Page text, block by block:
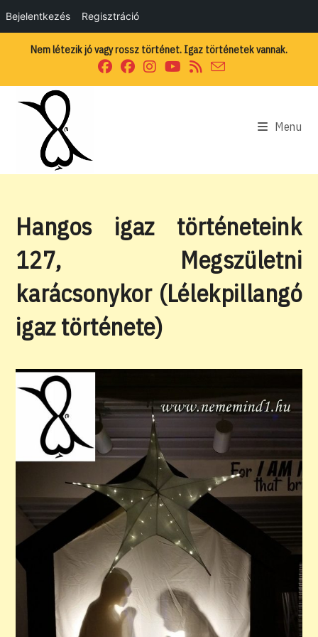
Bejelentkezés Regisztráció
Nem létezik jó vagy rossz történet. Igaz történetek vannak.
Menu
Hangos igaz történeteink
127, Megszületni
karácsonykor (Lélekpillangó
igaz története)